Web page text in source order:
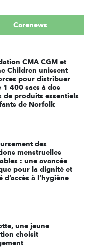
Carenews
CMA CGM et
Children unissent
pour distribuer
1 400 sacs à dos
de produits essentiels
de Norfolk
des
menstruelles
: une avancée
pour la dignité et
d’accès à l’hygiène
une jeune
choisit